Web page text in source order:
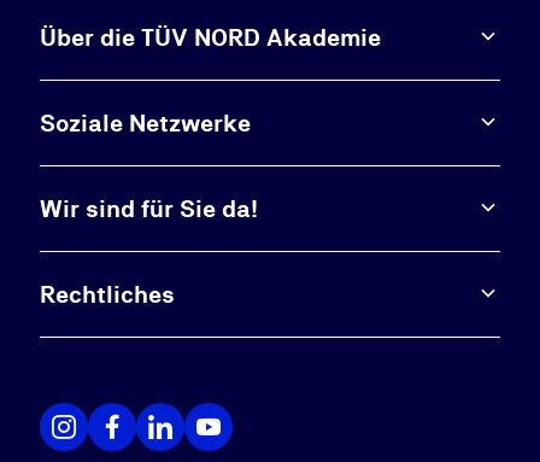
Über die TÜV NORD Akademie
Soziale Netzwerke
Wir sind für Sie da!
Rechtliches